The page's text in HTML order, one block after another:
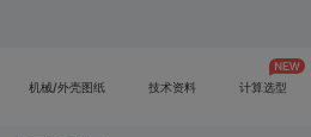
机械/外壳图纸 技术资料 计算选型